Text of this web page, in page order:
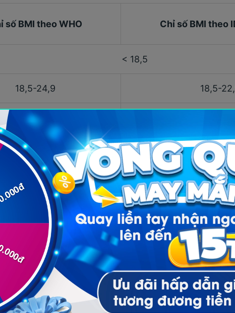
số BMI theo WHO Chỉ số BMI theo
< 18,5
18,5-24,9 18,5-
25-29,9
30-34,9 25-
35-39,9 30-
≥ 35
tính và độ tuổi cụ thể dựa trên biểu đồ tăng trưởng